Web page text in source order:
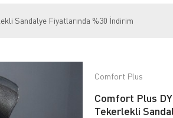
Sandalye Fiyatlarında %30 İndirim
Comfort Plus
Comfort Plus
Tekerlekli